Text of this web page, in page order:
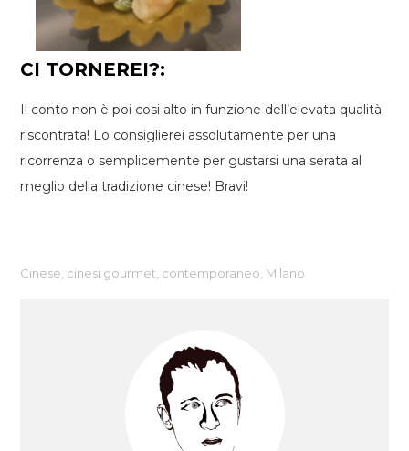
CI TORNEREI?:
Il conto non è poi cosi alto in funzione dell’elevata qualità
riscontrata! Lo consiglierei assolutamente per una
ricorrenza o semplicemente per gustarsi una serata al
meglio della tradizione cinese! Bravi!
Cinese cinesi gourmet contemporaneo Milano